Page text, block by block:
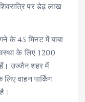
पर डेढ़ लाख
के 45 मिनट में बाबा
के लिए 1200
उज्जैन शहर में
वाहन पार्किंग